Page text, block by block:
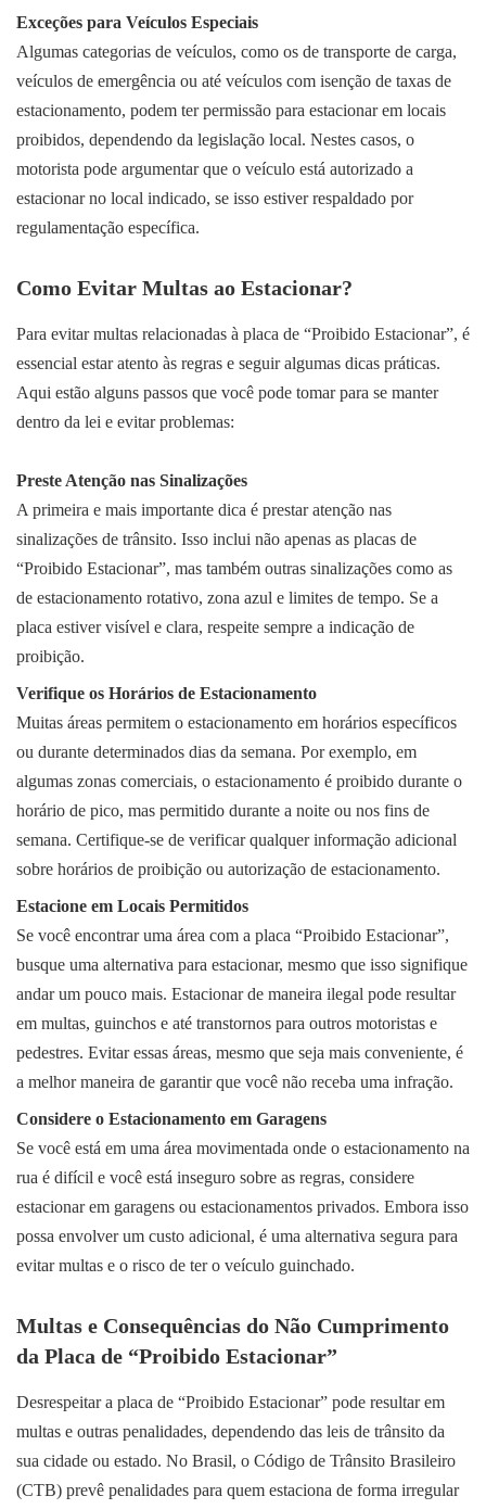
Exceções para Veículos Especiais
Algumas categorias de veículos, como os de transporte de carga,
veículos de emergência ou até veículos com isenção de taxas de
estacionamento, podem ter permissão para estacionar em locais
proibidos, dependendo da legislação local. Nestes casos, o
motorista pode argumentar que o veículo está autorizado a
estacionar no local indicado, se isso estiver respaldado por
regulamentação específica.
Como Evitar Multas ao Estacionar?
Para evitar multas relacionadas à placa de “Proibido Estacionar”, é
essencial estar atento às regras e seguir algumas dicas práticas.
Aqui estão alguns passos que você pode tomar para se manter
dentro da lei e evitar problemas:
Preste Atenção nas Sinalizações
A primeira e mais importante dica é prestar atenção nas
sinalizações de trânsito. Isso inclui não apenas as placas de
“Proibido Estacionar”, mas também outras sinalizações como as
de estacionamento rotativo, zona azul e limites de tempo. Se a
placa estiver visível e clara, respeite sempre a indicação de
proibição.
Verifique os Horários de Estacionamento
Muitas áreas permitem o estacionamento em horários específicos
ou durante determinados dias da semana. Por exemplo, em
algumas zonas comerciais, o estacionamento é proibido durante o
horário de pico, mas permitido durante a noite ou nos fins de
semana. Certifique-se de verificar qualquer informação adicional
sobre horários de proibição ou autorização de estacionamento.
Estacione em Locais Permitidos
Se você encontrar uma área com a placa “Proibido Estacionar”,
busque uma alternativa para estacionar, mesmo que isso signifique
andar um pouco mais. Estacionar de maneira ilegal pode resultar
em multas, guinchos e até transtornos para outros motoristas e
pedestres. Evitar essas áreas, mesmo que seja mais conveniente, é
a melhor maneira de garantir que você não receba uma infração.
Considere o Estacionamento em Garagens
Se você está em uma área movimentada onde o estacionamento na
rua é difícil e você está inseguro sobre as regras, considere
estacionar em garagens ou estacionamentos privados. Embora isso
possa envolver um custo adicional, é uma alternativa segura para
evitar multas e o risco de ter o veículo guinchado.
Multas e Consequências do Não Cumprimento
da Placa de “Proibido Estacionar”
Desrespeitar a placa de “Proibido Estacionar” pode resultar em
multas e outras penalidades, dependendo das leis de trânsito da
sua cidade ou estado. No Brasil, o Código de Trânsito Brasileiro
(CTB) prevê penalidades para quem estaciona de forma irregular